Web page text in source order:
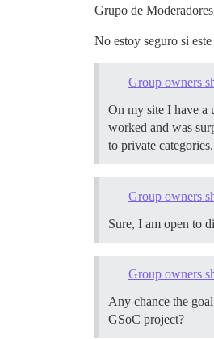
Grupo de
No estoy seguro si
Group owners
On my site I have a
worked and was
to private
Group owners
Sure, I am open to
Group owners
Any chance the
GSoC project?